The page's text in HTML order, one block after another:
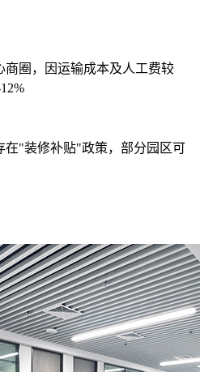
商圈，因运输成本及人工费较
在"装修补贴"政策，部分园区可